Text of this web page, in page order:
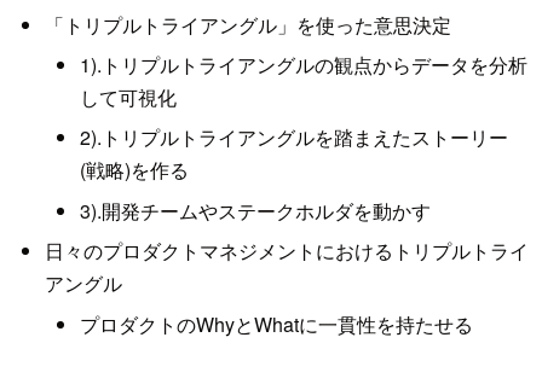
「トリプルトライアングル」を使った意思決定
1).トリプルトライアングルの観点からデータを分析
して可視化
2).トリプルトライアングルを踏まえたストーリー
(戦略)を作る
3).開発チームやステークホルダを動かす
日々のプロダクトマネジメントにおけるトリプルトライ
アングル
プロダクトのWhyとWhatに一貫性を持たせる